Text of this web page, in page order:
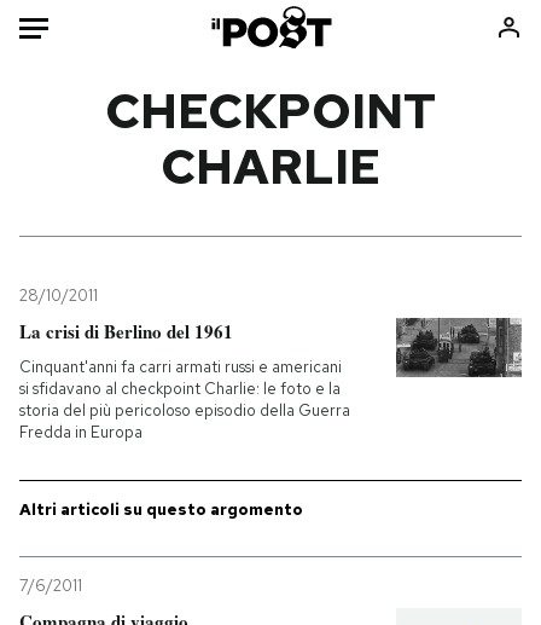
Mondo
Tecnologia
Internet
Scienza
Cultura
Economia
Sport
Libri
Ok Boomer!
Media
Europa
Mondiali calcio 2026
PODCAST
CHECKPOINT
CHARLIE
28/10/2011
La crisi di Berlino del 1961
Cinquant'anni fa carri armati russi e americani
si sfidavano al checkpoint Charlie: le foto e la
storia del più pericoloso episodio della Guerra
Fredda in Europa
Altri articoli su questo argomento
7/6/2011